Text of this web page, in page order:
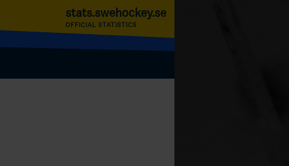
stats.swehockey.se
OFFICIAL STATISTICS